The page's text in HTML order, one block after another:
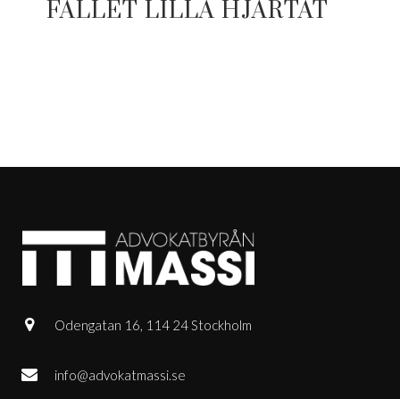
FALLET LILLA HJÄRTAT
Odengatan 16, 114 24 Stockholm
info@advokatmassi.se